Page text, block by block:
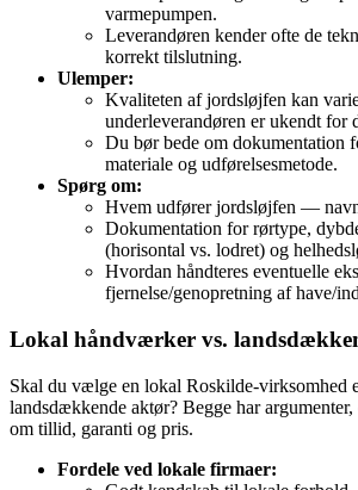
varmepumpen.
Leverandøren kender ofte de
korrekt tilslutning.
Ulemper:
Kvaliteten af jordsløjfen kan
underleverandøren er ukendt for
Du bør bede om dokumentation
materiale og udførelsesmetode.
Spørg om:
Hvem udfører jordsløjfen —
Dokumentation for rørtype,
(horisontal vs. lodret) og
Hvordan håndteres eventuelle
fjernelse/genopretning af have/
Lokal håndværker vs.
Skal du vælge en lokal Roskilde‑virksomhed
landsdækkende aktør? Begge har
om tillid, garanti og pris.
Fordele ved lokale firmaer: